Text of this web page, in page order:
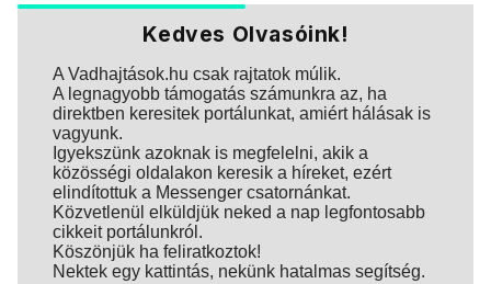
Kedves Olvasóink!
A Vadhajtások.hu csak rajtatok múlik.
A legnagyobb támogatás számunkra az, ha
direktben keresitek portálunkat, amiért hálásak is
vagyunk.
Igyekszünk azoknak is megfelelni, akik a
közösségi oldalakon keresik a híreket, ezért
elindítottuk a Messenger csatornánkat.
Közvetlenül elküldjük neked a nap legfontosabb
cikkeit portálunkról.
Köszönjük ha feliratkoztok!
Nektek egy kattintás, nekünk hatalmas segítség.